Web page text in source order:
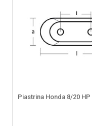
Piastrina Honda 8/20 HP